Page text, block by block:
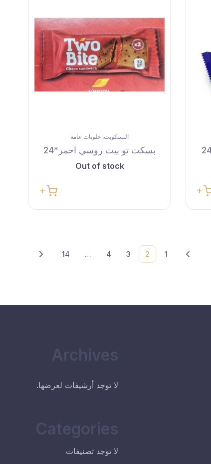
البسكويت, حلويات عامة
بسكت تو بيت روسي احمر*24
Out of stock
1
2
3
4
…
14
Next
Archives
لا توجد أرشيفات لعرضها.
Categories
لا توجد تصنيفات